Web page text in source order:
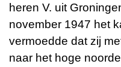
heren V. uit
november 1947 het
vermoedde dat zij
naar het hoge